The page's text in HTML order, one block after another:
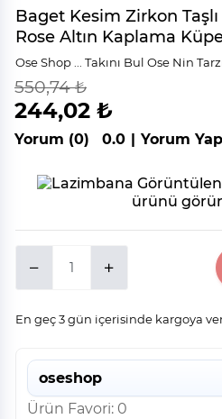
Baget Kesim Zirkon
Rose Altın Kaplama
Ose Shop ... Takını Bul Ose Nin
%56
indirim
550,74 ₺
244,02 ₺
Yorum (0) 0.0 | Yorum Yap
ürünü
En geç 3 gün içerisinde kargoya
oseshop
Ürün Favori: 0